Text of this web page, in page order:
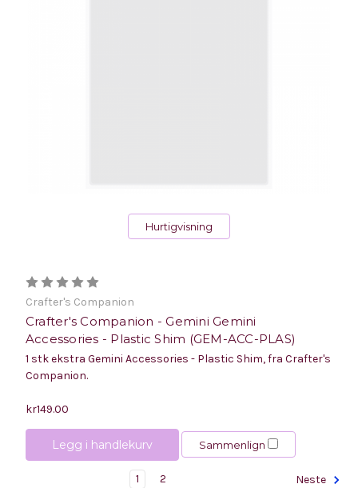
Hurtigvisning
Crafter's Companion
Crafter's Companion - Gemini Gemini
Accessories - Plastic Shim (GEM-ACC-PLAS)
1 stk ekstra Gemini Accessories - Plastic Shim, fra Crafter's
Companion.
kr149.00
Legg i handlekurv Sammenlign
1 2 Neste